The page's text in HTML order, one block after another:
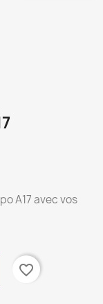
A17 avec vos
favorite_border